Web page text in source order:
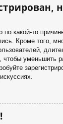
какой-то
Кроме того,
уменьшить